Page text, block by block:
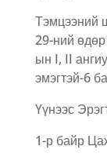
Тэмцээний
29-ний
ын I, II
эмэгтэй-6
Үүнээс
1-р байр